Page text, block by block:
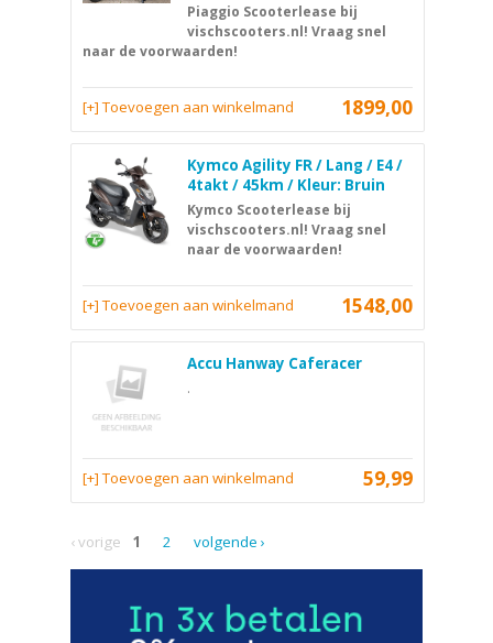
Piaggio Scooterlease bij
vischscooters.nl! Vraag snel
naar de voorwaarden!
1899,00
[+] Toevoegen aan winkelmand
Kymco Agility FR / Lang / E4 /
4takt / 45km / Kleur: Bruin
Kymco Scooterlease bij
vischscooters.nl! Vraag snel
naar de voorwaarden!
1548,00
[+] Toevoegen aan winkelmand
Accu Hanway Caferacer
.
59,99
[+] Toevoegen aan winkelmand
‹ vorige 1 2 volgende ›